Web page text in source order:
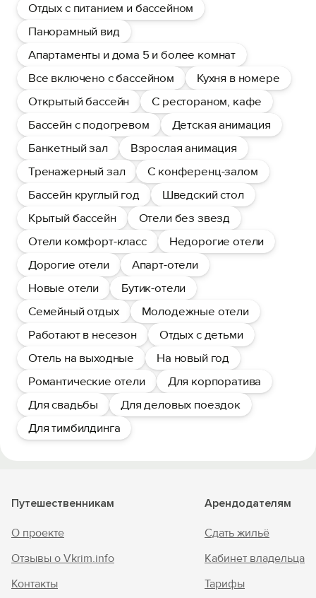
Отдых с питанием и бассейном
Панорамный вид
Апартаменты и дома 5 и более комнат
Все включено с бассейном
Кухня в номере
Открытый бассейн
С рестораном, кафе
Бассейн с подогревом
Детская анимация
Банкетный зал
Взрослая анимация
Тренажерный зал
С конференц-залом
Бассейн круглый год
Шведский стол
Крытый бассейн
Отели без звезд
Отели комфорт-класс
Недорогие отели
Дорогие отели
Апарт-отели
Новые отели
Бутик-отели
Семейный отдых
Молодежные отели
Работают в несезон
Отдых с детьми
Отель на выходные
На новый год
Романтические отели
Для корпоратива
Для свадьбы
Для деловых поездок
Для тимбилдинга
Путешественникам
О проекте
Отзывы о Vkrim.info
Контакты
Арендодателям
Сдать жильё
Кабинет владельца
Тарифы